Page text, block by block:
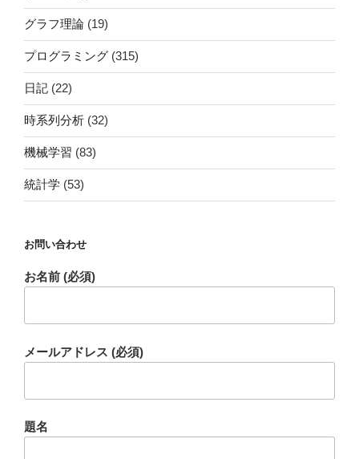
グラフ理論 (19)
プログラミング (315)
日記 (22)
時系列分析 (32)
機械学習 (83)
統計学 (53)
お問い合わせ
お名前 (必須)
メールアドレス (必須)
題名